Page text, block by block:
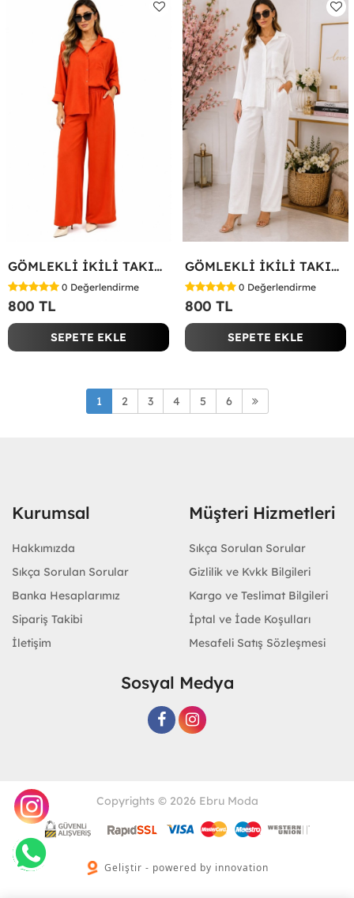
GÖMLEKLİ İKİLİ TAKIM Kırmızı
0 Değerlendirme
800 TL
SEPETE EKLE
GÖMLEKLİ İKİLİ TAKIM Beyaz
0 Değerlendirme
800 TL
SEPETE EKLE
1 2 3 4 5 6
Kurumsal
Hakkımızda
Sıkça Sorulan Sorular
Banka Hesaplarımız
Sipariş Takibi
İletişim
Müşteri Hizmetleri
Sıkça Sorulan Sorular
Gizlilik ve Kvkk Bilgileri
Kargo ve Teslimat Bilgileri
İptal ve İade Koşulları
Mesafeli Satış Sözleşmesi
Sosyal Medya
Copyrights © 2026 Ebru Moda
Geliştir - powered by innovation